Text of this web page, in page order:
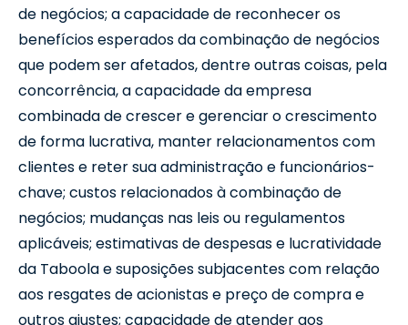
de negócios; a capacidade de reconhecer os
benefícios esperados da combinação de negócios
que podem ser afetados, dentre outras coisas, pela
concorrência, a capacidade da empresa
combinada de crescer e gerenciar o crescimento
de forma lucrativa, manter relacionamentos com
clientes e reter sua administração e funcionários-
chave; custos relacionados à combinação de
negócios; mudanças nas leis ou regulamentos
aplicáveis; estimativas de despesas e lucratividade
da Taboola e suposições subjacentes com relação
aos resgates de acionistas e preço de compra e
outros ajustes; capacidade de atender aos